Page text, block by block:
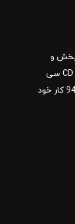
پخش و
توزیع کتب درسی و کمک آموزشی، کتب دانشگاهی، کتابهای زبان خارجه، انواع CD سی
دی و DVD دی وی دی شروع کرد.فروشگاه آنلاین کتاب مارکا در تاریخ 18 مرداد 94 کار خود